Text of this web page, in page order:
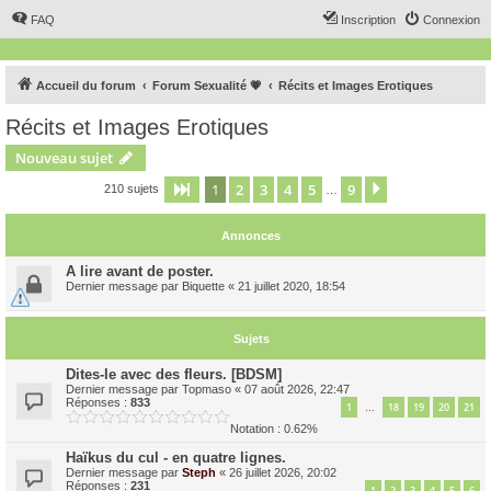
FAQ Connexion
Inscription
Accueil du forum Forum Sexualité 💗 Récits et Images Erotiques
Récits et Images Erotiques
Nouveau sujet
210 sujets Page 1sur9
1 2 3 4 5 9
Annonces
A lire avant de poster.
Dernier message par Biquette « 21 juillet 2020, 18:54
Sujets
Dites-le avec des fleurs. [BDSM]
Dernier message par Topmaso « 07 août 2026, 22:47
Réponses : 833 1 … 18 19 20 21
Notation : 0.62%
Haïkus du cul - en quatre lignes.
Dernier message par Steph « 26 juillet 2026, 20:02
Réponses : 231